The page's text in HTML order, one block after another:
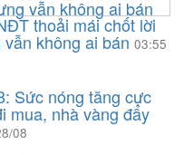
thoải mái chốt lời
không ai bán 03:55
Sức nóng tăng cực
mua, nhà vàng đẩy
08